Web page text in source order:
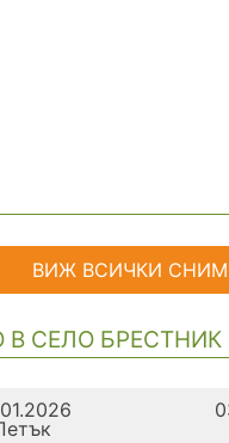
ВИЖ ВСИЧКИ
В СЕЛО БРЕСТНИК